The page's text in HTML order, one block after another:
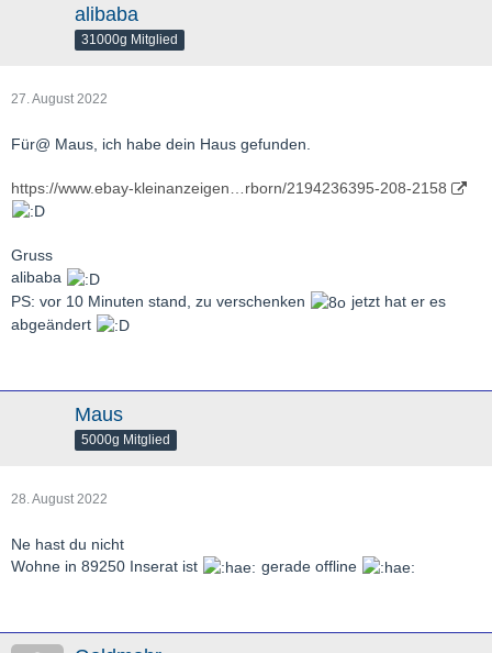
alibaba
31000g Mitglied
27. August 2022
Für@ Maus, ich habe dein Haus gefunden.
https://www.ebay-kleinanzeigen…rborn/2194236395-208-2158
Gruss
alibaba
PS: vor 10 Minuten stand, zu verschenken
jetzt hat er es
abgeändert
Maus
5000g Mitglied
28. August 2022
Ne hast du nicht
Wohne in 89250 Inserat ist
gerade offline